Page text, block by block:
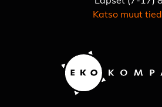
Katso muut